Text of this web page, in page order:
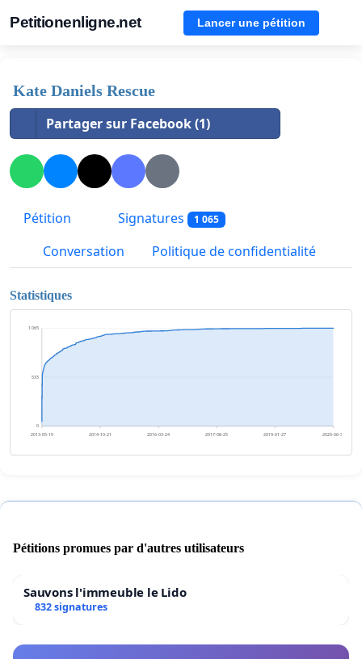
Petitionenligne.net Lancer une pétition
Kate Daniels Rescue
Partager sur Facebook (1)
Pétition Signatures 1 065
Conversation Politique de confidentialité
Statistiques
0
533
1 065
2013-05-19 2014-10-21 2016-03-24 2017-08-25 2019-01-27 2020-06-30
Pétitions promues par d'autres utilisateurs
Sauvons l'immeuble le Lido
832 signatures